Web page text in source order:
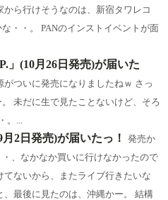
ら行けそうなのは、新宿タワレコ
・・。 PANのインストイベントが面
」(10月26日発売)が届いた
がついに発売になりましたねｗ さっ
未だに生で見たことないけど、そろ
。...
2日発売)が届いたっ！
発売か
、なかなか買いに行けなかったので
ないから、またライブ行きたいな
最後に見たのは、沖縄かー。 結構